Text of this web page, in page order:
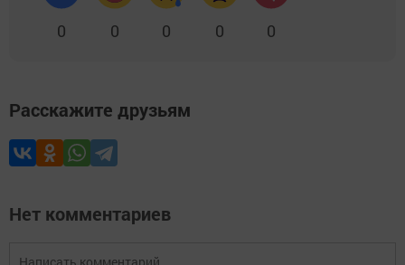
0 0 0 0 0
Расскажите друзьям
Нет комментариев